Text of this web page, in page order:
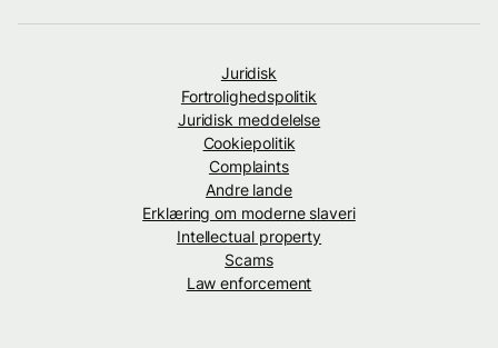
Juridisk
Fortrolighedspolitik
Juridisk meddelelse
Cookiepolitik
Complaints
Andre lande
Erklæring om moderne slaveri
Intellectual property
Scams
Law enforcement